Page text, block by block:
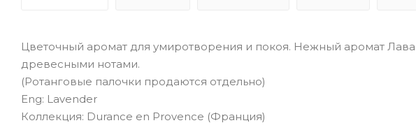
Цветочный аромат для умиротворения и покоя. Нежный аромат
древесными нотами.
(Ротанговые палочки продаются отдельно)
Eng: Lavender
Коллекция: Durance en Provence (Франция)